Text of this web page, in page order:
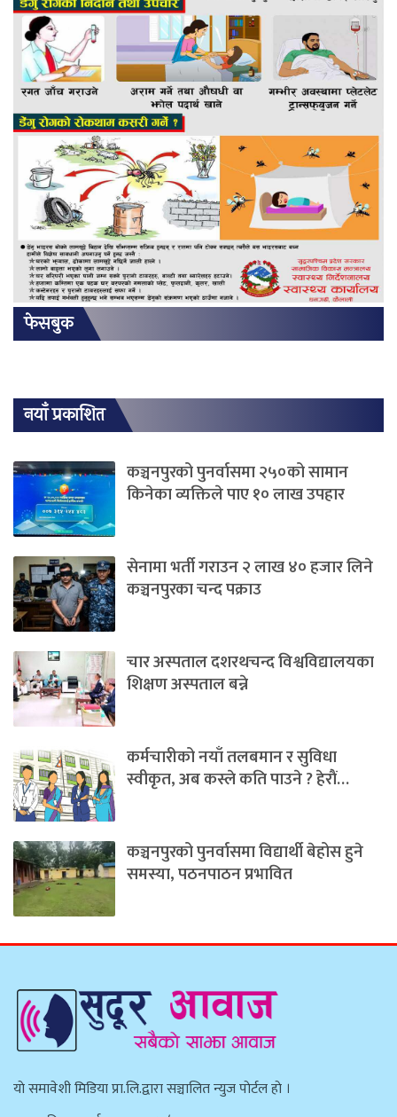
फेसबुक
नयाँ प्रकाशित
कञ्चनपुरको पुनर्वासमा २५०को सामान
किनेका व्यक्तिले पाए १० लाख उपहार
सेनामा भर्ती गराउन २ लाख ४० हजार लिने
कञ्चनपुरका चन्द पक्राउ
चार अस्पताल दशरथचन्द विश्वविद्यालयका
शिक्षण अस्पताल बन्ने
कर्मचारीको नयाँ तलबमान र सुविधा
स्वीकृत, अब कस्ले कति पाउने ? हेराैं…
कञ्चनपुरको पुनर्वासमा विद्यार्थी बेहोस हुने
समस्या, पठनपाठन प्रभावित
याे समावेशी मिडिया प्रा.लि.द्वारा सञ्चालित न्युज पाेर्टल हाे ।